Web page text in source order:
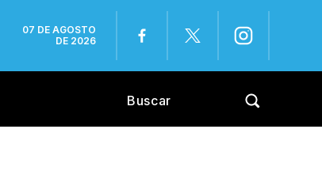
07 DE AGOSTO
DE 2026